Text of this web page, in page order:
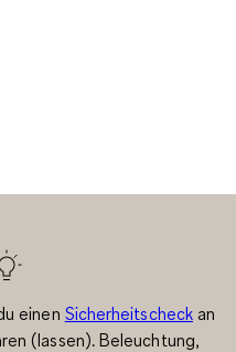
einen Sicherheitscheckan
(lassen). Beleuchtung,